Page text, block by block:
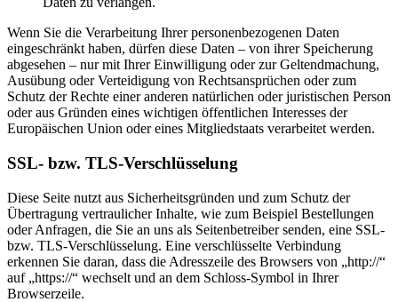
Wenn Sie die Verarbeitung Ihrer personenbezogenen Daten
eingeschränkt haben, dürfen diese Daten – von ihrer Speicherung
abgesehen – nur mit Ihrer Einwilligung oder zur Geltendmachung,
Ausübung oder Verteidigung von Rechtsansprüchen oder zum
Schutz der Rechte einer anderen natürlichen oder juristischen Person
oder aus Gründen eines wichtigen öffentlichen Interesses der
Europäischen Union oder eines Mitgliedstaats verarbeitet werden.
SSL- bzw. TLS-Verschlüsselung
Diese Seite nutzt aus Sicherheitsgründen und zum Schutz der
Übertragung vertraulicher Inhalte, wie zum Beispiel Bestellungen
oder Anfragen, die Sie an uns als Seitenbetreiber senden, eine SSL-
bzw. TLS-Verschlüsselung. Eine verschlüsselte Verbindung
erkennen Sie daran, dass die Adresszeile des Browsers von „http://“
auf „https://“ wechselt und an dem Schloss-Symbol in Ihrer
Browserzeile.